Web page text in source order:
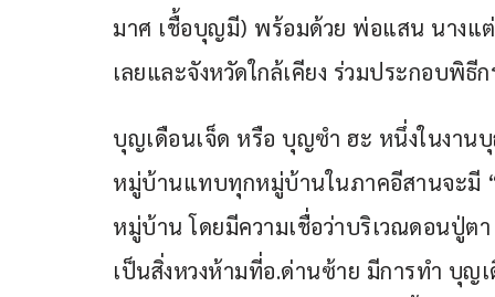
มาศ เชื้อบุญมี) พร้อมด้วย พ่อแสน นางแ
เลยและจังหวัดใกล้เคียง ร่วมประกอบพิธี
บุญเดือนเจ็ด หรือ บุญซำ ฮะ หนึ่งในงาน
หมู่บ้านแทบทุกหมู่บ้านในภาคอีสานจะมี
หมู่บ้าน โดยมีความเชื่อว่าบริเวณดอนปู่
เป็นสิ่งหวงห้ามที่อ.ด่านซ้าย มีการทำ บุญ